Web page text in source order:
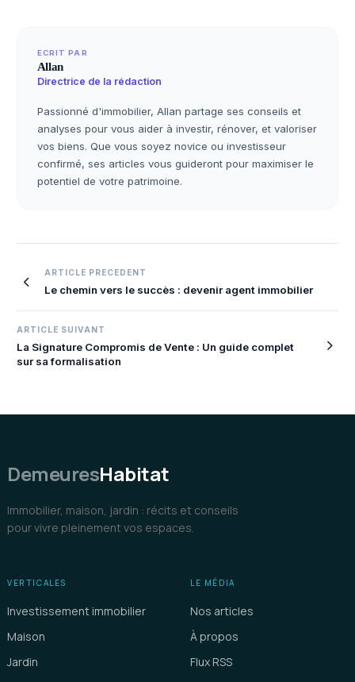
ECRIT PAR
Allan
Directrice de la rédaction
Passionné d'immobilier, Allan partage ses conseils et
analyses pour vous aider à investir, rénover, et valoriser
vos biens. Que vous soyez novice ou investisseur
confirmé, ses articles vous guideront pour maximiser le
potentiel de votre patrimoine.
Navigation
ARTICLE PRECEDENT
Le chemin vers le succès : devenir agent immobilier
ARTICLE SUIVANT
La Signature Compromis de Vente : Un guide complet
sur sa formalisation
DemeuresHabitat
Immobilier, maison, jardin : récits et conseils
pour vivre pleinement vos espaces.
VERTICALES
Investissement immobilier
Maison
Jardin
LE MÉDIA
Nos articles
À propos
Flux RSS